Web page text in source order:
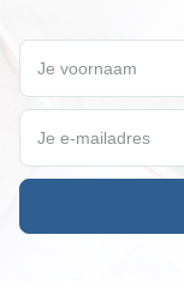
Schrijf je in en
Je voornaam
Je e-mailadres